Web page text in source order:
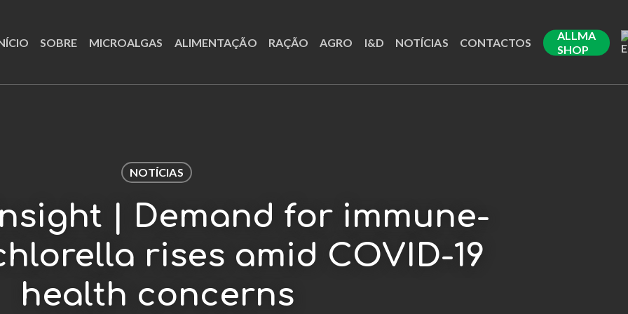
SOBRE MICROALGAS ALIMENTAÇÃO RAÇÃO AGRO I&D NOTÍCIAS CONTACTOS
ALLMA
SHOP
NOTÍCIAS
| Demand for immune-
rises amid COVID-19
health concerns